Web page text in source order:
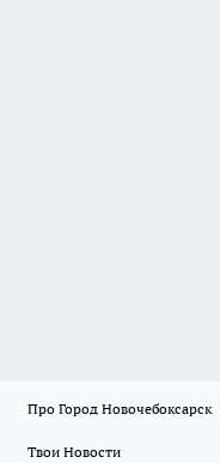
Про Город Новочебоксарск
Твои Новости